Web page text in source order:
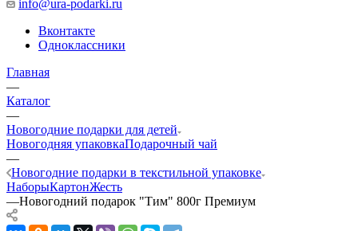
info@ura-podarki.ru
Вконтакте
Одноклассники
Главная
—
Каталог
—
Новогодние подарки для детей
Новогодняя упаковкаПодарочный чай
—
Новогодние подарки в текстильной упаковке
НаборыКартонЖесть
—Новогодний подарок "Тим" 800г Премиум